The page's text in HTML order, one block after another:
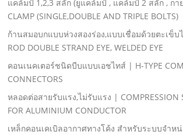
แคล้มป์ 1,2,3 สลัก (ยูแคล้มป์ , แคล้มป์ 2 สลัก , ก
CLAMP (SINGLE,DOUBLE AND TRIPLE BOLTS)
ก้านสมอบกแบบห่วงสองร่อง,แบบเชื่อมด้วยตะเข็บ
ROD DOUBLE STRAND EYE, WELDED EYE
คอนเนคเตอร์ชนิดบีบแบบเอชไทส์ | H-TYPE
CONNECTORS
หลอดต่อสายรับแรง,ไม่รับแรง | COMPRESSION
FOR ALUMINIUM CONDUCTOR
เหล็กคอนเคเบิลอากาศทางโค้ง สําหรับระบบจําห